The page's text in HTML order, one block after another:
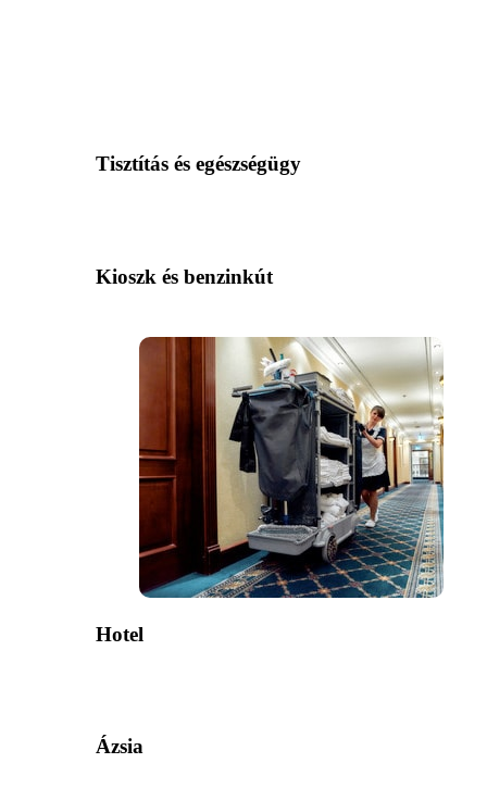
Tisztítás és egészségügy
Kioszk és benzinkút
Hotel
Ázsia